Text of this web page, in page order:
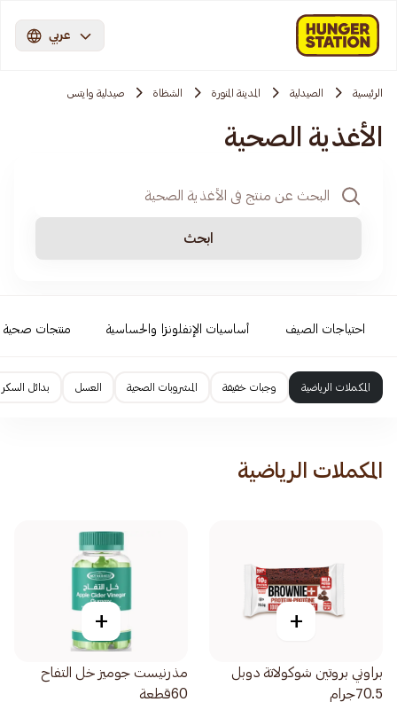
عربي
الرئيسية الصيدلية المدينة المنورة الشظاة صيدلية وايتس
الأغذية الصحية
ابحث
احتياجات الصيف أساسيات الإنفلونزا والحساسية منتجات صحية
المكملات الرياضية وجبات خفيفة المشروبات الصحية العسل بدائل السكر
المكملات الرياضية
+
براوني بروتين شوكولاتة دوبل
70.5جرام
+
مذرنيست جوميز خل التفاح
60قطعة